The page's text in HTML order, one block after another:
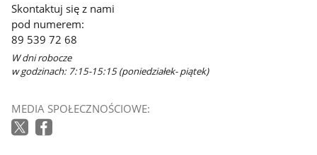
Skontaktuj się z nami
pod numerem:
89 539 72 68
W dni robocze
w godzinach: 7:15-15:15 (poniedziałek- piątek)
MEDIA SPOŁECZNOŚCIOWE: